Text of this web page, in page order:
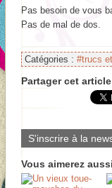
Pas besoin de vous
Pas de mal de dos.
Catégories : #trucs
Partager cet article
S'inscrire à la
Vous aimerez